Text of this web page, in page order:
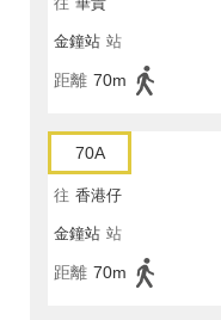
金鐘站 站
距離 70m
70A
往 香港仔
金鐘站 站
距離 70m